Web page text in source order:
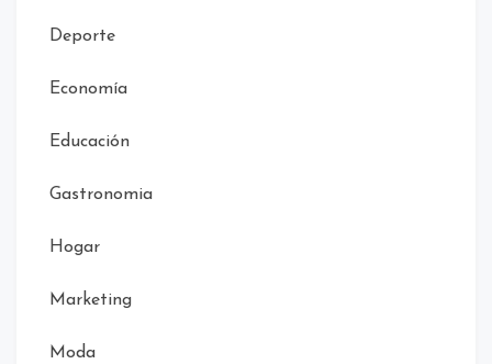
Deporte
Economía
Educación
Gastronomia
Hogar
Marketing
Moda